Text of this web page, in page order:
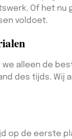
Of het
voldoet.
we alleen de
des tijds. Wij
op de eerste